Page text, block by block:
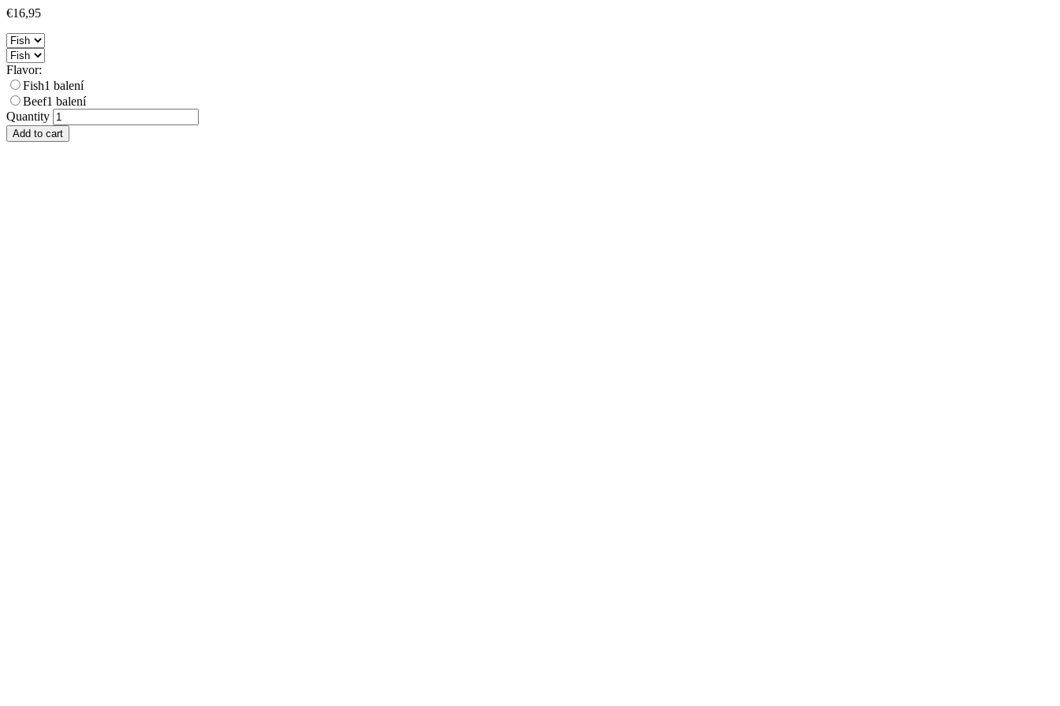
€16,95
Flavor:
Fish1 balení
Beef1 balení
Quantity
Add to cart